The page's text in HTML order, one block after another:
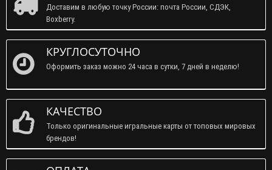
Доставим в любую точку России: почта России, СДЭК,
Boxberry.
КРУГЛОСУТОЧНО
Оформить заказ можно 24 часа в сутки, 7 дней в неделю!
КАЧЕСТВО
Только оригинальные игральные карты от топовых мировых
брендов!